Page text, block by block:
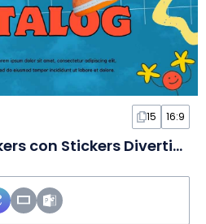
15 16:9
Catálogo de Sneakers con Stickers Divertidos en Diapositivas